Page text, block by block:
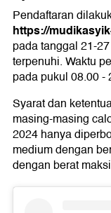
Pendaftaran
https://
pada tanggal 21-
terpenuhi. Waktu
pada pukul 08.00 -
Syarat dan
masing-masing
2024 hanya
medium dengan
dengan berat